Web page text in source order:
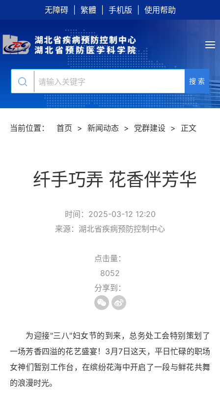
无障碍 繁體 手机版 使用帮助
搜 索
当前位置： 首页 > 新闻动态 > 党群建设 > 正文
纤手巧弄 花香伴芳华
时间：2025-03-12 12:20
来源：湖北省疾病预防控制中心
点击量：
8052
分享到：
为迎接"三八"妇女节的到来，总务处工会特别策划了
一场芳香四溢的花艺盛宴！3月7日这天，平日忙碌的职场
女神们暂别工作台，在缤纷花海中开启了一段与鲜花共舞
的浪漫时光。